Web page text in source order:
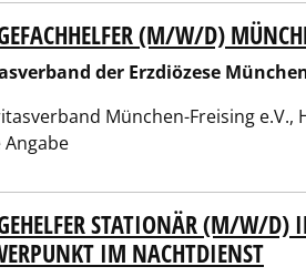
München und Freising e.V.
(M/W/D)
der Erzdiözese
München-Freising
Angabe
München und Freising e.V.
STATIONÄR (M/W/D)
IM NACHTDIENST